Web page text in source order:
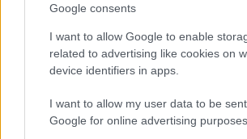
Google consents
I want to allow Google to enable
related to advertising like cookies on
device identifiers in apps.
I want to allow my user data to be
Google for online advertising
Ο πρωθυπουργός αρνήθηκε να
δήλωση στους
μόνο ότι είναι πολύ
Ωστόσο, σύμφωνα με τα